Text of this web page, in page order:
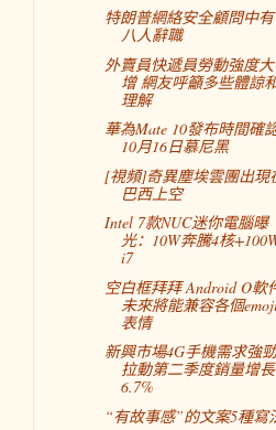
特朗普網絡安全顧問中有
八人辭職
外賣員快遞員勞動強度大
增 網友呼籲多些體諒
理解
華為Mate 10發布時間確
10月16日慕尼黑
[視頻]奇異塵埃雲團出現
巴西上空
Intel 7款NUC迷你電腦曝
光：10W奔騰4核
i7
空白框拜拜 Android O軟
未來將能兼容各個
表情
新興市場4G手機需求強勁
拉動第二季度銷量增長
6.7%
“有故事感”的文案5種寫